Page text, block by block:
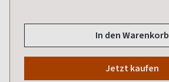
In den Warenkorb
Jetzt kaufen